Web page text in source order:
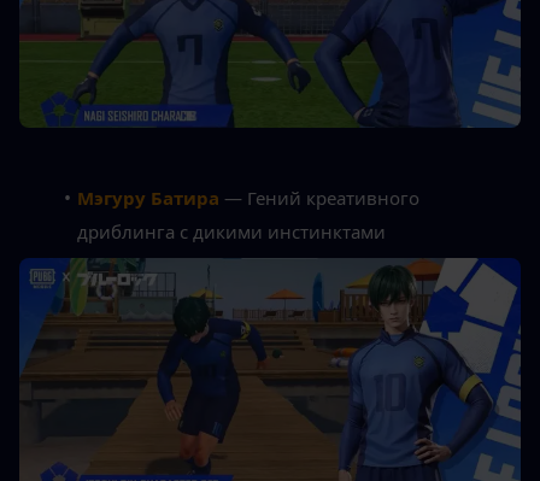
Мэгуру Батира — Гений креативного
дриблинга с дикими инстинктами